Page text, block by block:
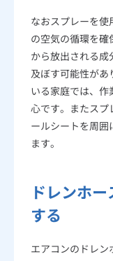
なおスプレーを
の空気の循環を
から放出される
及ぼす可能性が
いる家庭では、
心です。またスプ
ールシートを周囲
ます。
ドレンホ
する
エアコンのドレ